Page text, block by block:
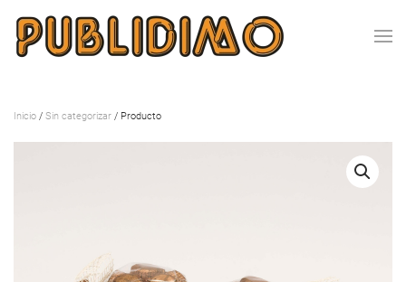
Inicio / Sin categorizar / Producto